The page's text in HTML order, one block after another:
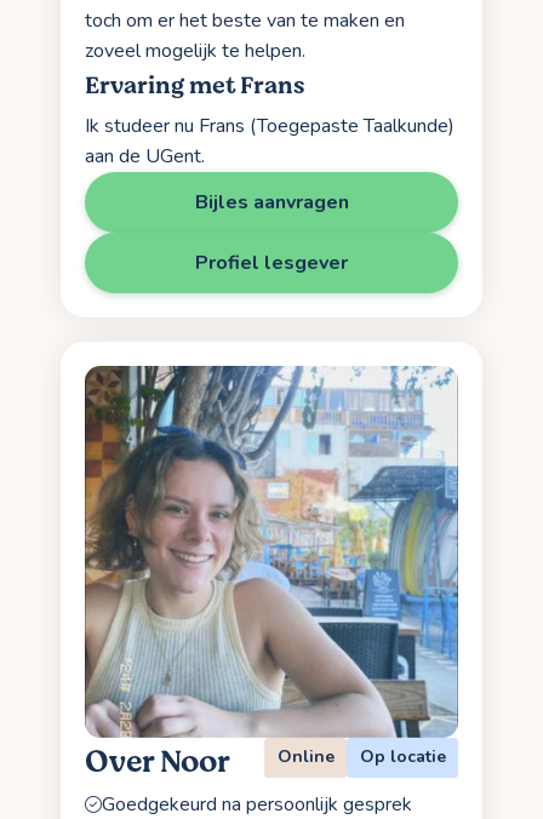
toch om er het beste van te maken en
zoveel mogelijk te helpen.
Ervaring met Frans
Ik studeer nu Frans (Toegepaste Taalkunde)
aan de UGent.
Bijles aanvragen
Profiel lesgever
Over Noor Online Op locatie
Goedgekeurd na persoonlijk gesprek